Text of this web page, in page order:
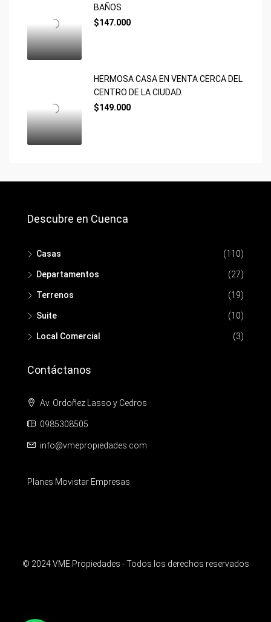
BAÑOS
$147.000
HERMOSA CASA EN VENTA CERCA DEL
CENTRO DE LA CIUDAD.
$149.000
Descubre en Cuenca
Casas (110)
Departamentos (27)
Terrenos (19)
Suite (10)
Local Comercial (3)
Contáctanos
Av. Ordoñez Lasso y Cedros
0985308505
info@vmepropiedades.com
Planes Movistar Empresas
© 2024 VME Propiedades - Todos los derechos reservados